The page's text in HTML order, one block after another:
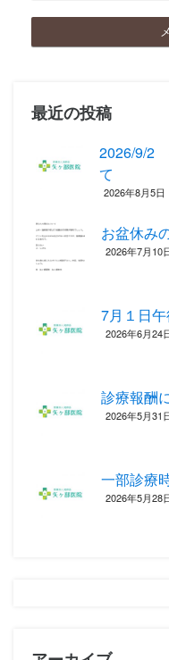
最近の投稿
2026/9/2
て
2026年8月5日
お盆休み
2026年7月10
7月１日
2026年6月24
診療報酬
2026年5月31
一部診療
2026年5月28